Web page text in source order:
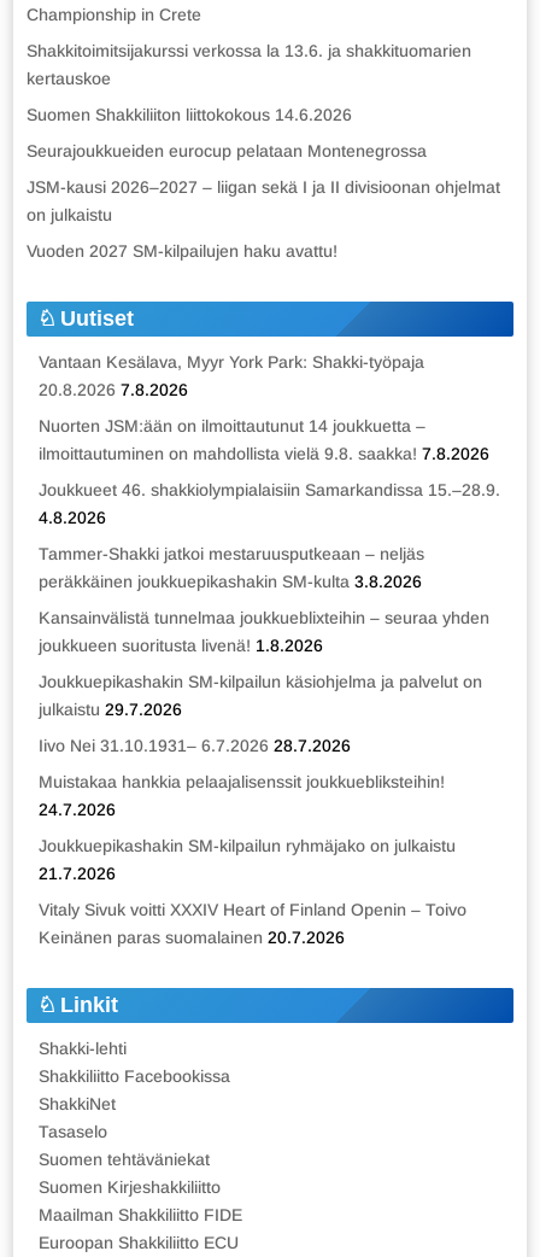
Championship in Crete
Shakkitoimitsijakurssi verkossa la 13.6. ja shakkituomarien
kertauskoe
Suomen Shakkiliiton liittokokous 14.6.2026
Seurajoukkueiden eurocup pelataan Montenegrossa
JSM-kausi 2026–2027 – liigan sekä I ja II divisioonan ohjelmat
on julkaistu
Vuoden 2027 SM-kilpailujen haku avattu!
Uutiset
Vantaan Kesälava, Myyr York Park: Shakki-työpaja
20.8.2026 7.8.2026
Nuorten JSM:ään on ilmoittautunut 14 joukkuetta –
ilmoittautuminen on mahdollista vielä 9.8. saakka! 7.8.2026
Joukkueet 46. shakkiolympialaisiin Samarkandissa 15.–28.9.
4.8.2026
Tammer-Shakki jatkoi mestaruusputkeaan – neljäs
peräkkäinen joukkuepikashakin SM-kulta 3.8.2026
Kansainvälistä tunnelmaa joukkueblixteihin – seuraa yhden
joukkueen suoritusta livenä! 1.8.2026
Joukkuepikashakin SM-kilpailun käsiohjelma ja palvelut on
julkaistu 29.7.2026
Iivo Nei 31.10.1931– 6.7.2026 28.7.2026
Muistakaa hankkia pelaajalisenssit joukkuebliksteihin!
24.7.2026
Joukkuepikashakin SM-kilpailun ryhmäjako on julkaistu
21.7.2026
Vitaly Sivuk voitti XXXIV Heart of Finland Openin – Toivo
Keinänen paras suomalainen 20.7.2026
Linkit
Shakki-lehti
Shakkiliitto Facebookissa
ShakkiNet
Tasaselo
Suomen tehtäväniekat
Suomen Kirjeshakkiliitto
Maailman Shakkiliitto FIDE
Euroopan Shakkiliitto ECU